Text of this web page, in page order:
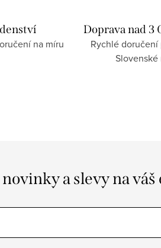
na míru
Doprava nad 3
Rychlé
a slevy na váš